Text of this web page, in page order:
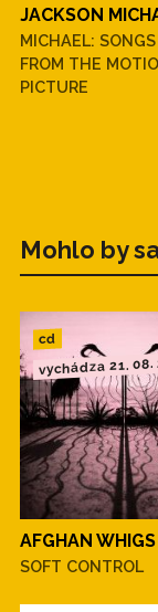
JACKSON
MICHAEL: SONGS
FROM THE
PICTURE
Mohlo by
cd
vychádza 21.
AFGHAN WHIGS
SOFT CONTROL